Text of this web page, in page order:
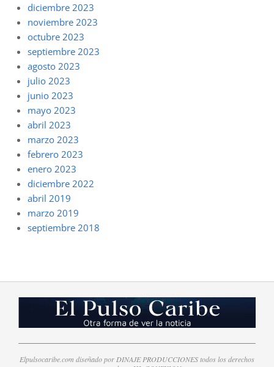
diciembre 2023
noviembre 2023
octubre 2023
septiembre 2023
agosto 2023
julio 2023
junio 2023
mayo 2023
abril 2023
marzo 2023
febrero 2023
enero 2023
diciembre 2022
abril 2019
marzo 2019
septiembre 2018
Elpulsocaribe.com diseñado por DINAJE PRODUCCIONES todos los derechos